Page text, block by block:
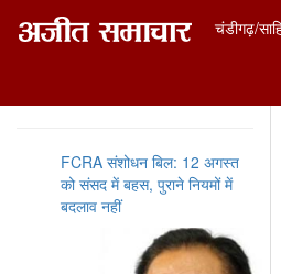
चंडीगढ़/
FCRA संशोधन बिल: 12 अगस्त
को संसद में बहस, पुराने नियमों में
बदलाव नहीं